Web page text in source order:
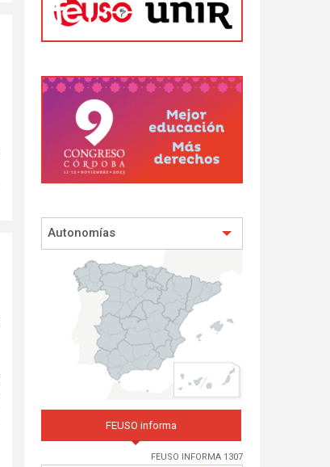
Autonomías
FEUSO informa
FEUSO INFORMA 1307